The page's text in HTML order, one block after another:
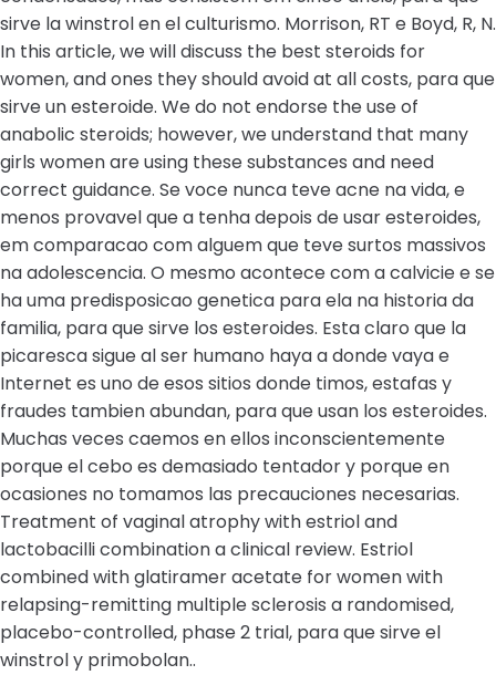
sirve la winstrol en el culturismo. Morrison, RT e Boyd, R, N.
In this article, we will discuss the best steroids for
women, and ones they should avoid at all costs, para que
sirve un esteroide. We do not endorse the use of
anabolic steroids; however, we understand that many
girls women are using these substances and need
correct guidance. Se voce nunca teve acne na vida, e
menos provavel que a tenha depois de usar esteroides,
em comparacao com alguem que teve surtos massivos
na adolescencia. O mesmo acontece com a calvicie e se
ha uma predisposicao genetica para ela na historia da
familia, para que sirve los esteroides. Esta claro que la
picaresca sigue al ser humano haya a donde vaya e
Internet es uno de esos sitios donde timos, estafas y
fraudes tambien abundan, para que usan los esteroides.
Muchas veces caemos en ellos inconscientemente
porque el cebo es demasiado tentador y porque en
ocasiones no tomamos las precauciones necesarias.
Treatment of vaginal atrophy with estriol and
lactobacilli combination a clinical review. Estriol
combined with glatiramer acetate for women with
relapsing-remitting multiple sclerosis a randomised,
placebo-controlled, phase 2 trial, para que sirve el
winstrol y primobolan..